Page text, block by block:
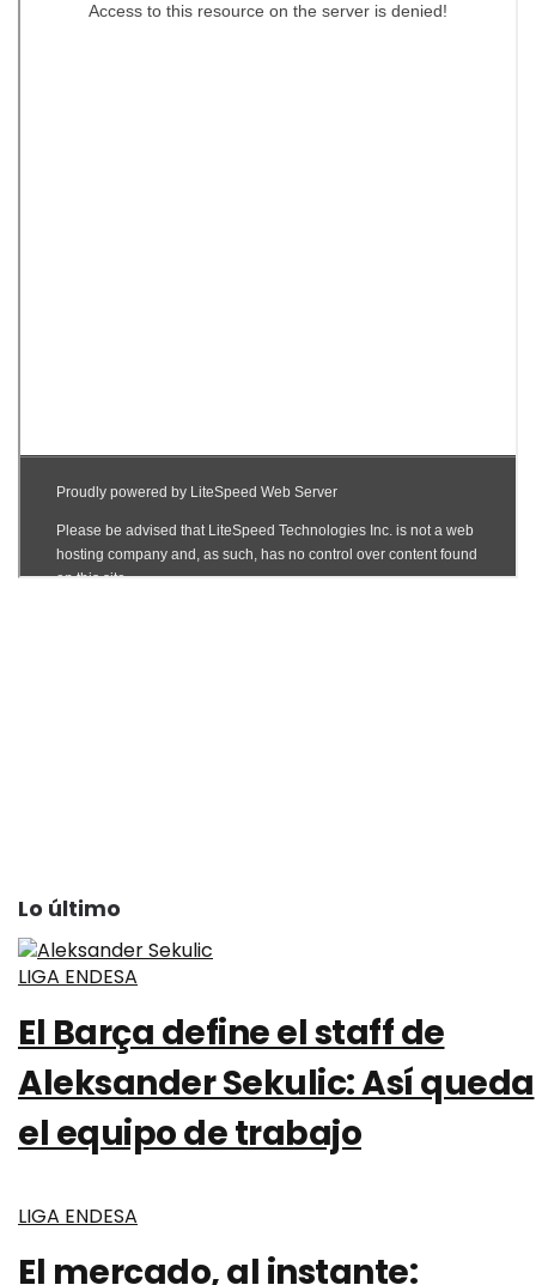
Lo último
LIGA ENDESA
El Barça define el staff de
Aleksander Sekulic: Así queda
el equipo de trabajo
LIGA ENDESA
El mercado, al instante: